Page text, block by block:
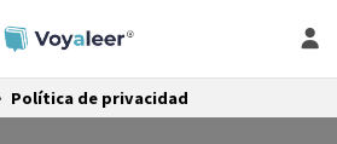
Política de privacidad